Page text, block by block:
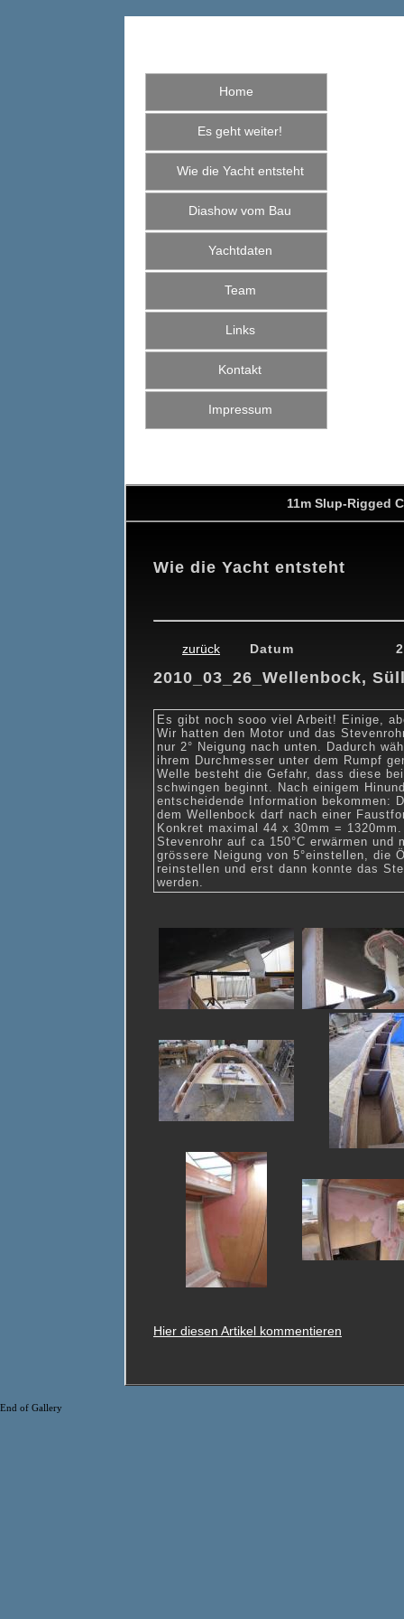
Home
Es geht weiter!
Wie die Yacht entsteht
Diashow vom Bau
Yachtdaten
Team
Links
Kontakt
Impressum
11m Slup-Rigged
Wie die Yacht entsteht
zurück Datum
2010_03_26_Wellenbock,
Es gibt noch sooo viel Arbeit! Einige,
Wir hatten den Motor und das
nur 2° Neigung nach unten. Dadurch
ihrem Durchmesser unter dem Rumpf
Welle besteht die Gefahr, dass diese
schwingen beginnt. Nach einigem
entscheidende Information bekommen:
dem Wellenbock darf nach einer
Konkret maximal 44 x 30mm =
Stevenrohr auf ca 150°C erwärmen
grössere Neigung von 5°einstellen, die
reinstellen und erst dann konnte das
werden.
Hier diesen Artikel kommentieren
End of Gallery